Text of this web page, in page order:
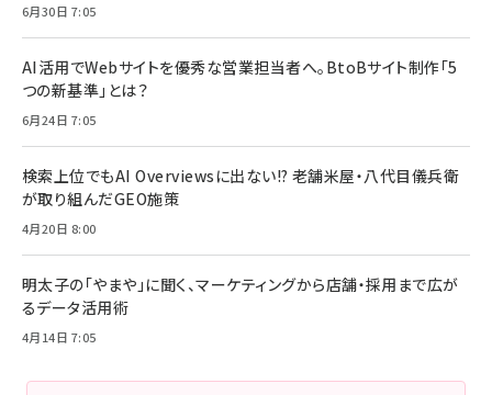
6月30日 7:05
AI活用でWebサイトを優秀な営業担当者へ。BtoBサイト制作「5
つの新基準」とは？
6月24日 7:05
検索上位でもAI Overviewsに出ない!? 老舗米屋・八代目儀兵衛
が取り組んだGEO施策
4月20日 8:00
明太子の「やまや」に聞く、マーケティングから店舗・採用まで広が
るデータ活用術
4月14日 7:05